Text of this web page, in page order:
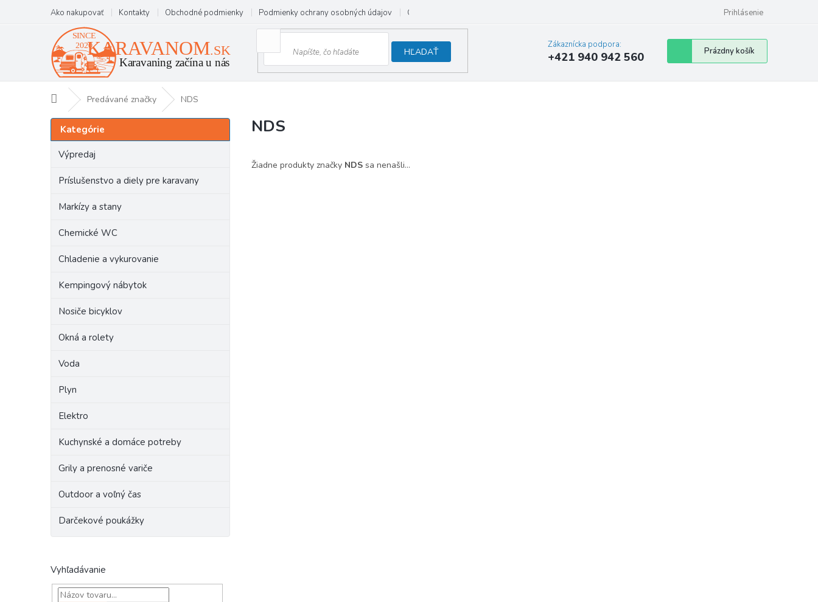
obsah
Ako nakupovať Kontakty Obchodné podmienky Podmienky ochrany osobných údajov Odstúpenie od zmluvy Prihlásenie
HĽADAŤ
Zákaznícka podpora:
+421 940 942 560
Nákupný
košík
Prázdny košík
DomovPredávané značky NDS
B
o
Preskočiť
kategórie
Kategórie
Výpredaj
Príslušenstvo a diely pre karavany
Markízy a stany
Chemické WC
Chladenie a vykurovanie
Kempingový nábytok
Nosiče bicyklov
Okná a rolety
Voda
Plyn
Elektro
Kuchynské a domáce potreby
Grily a prenosné variče
Outdoor a voľný čas
Darčekové poukážky
Vyhľadávanie
NDS
Žiadne produkty značky NDS sa nenašli...